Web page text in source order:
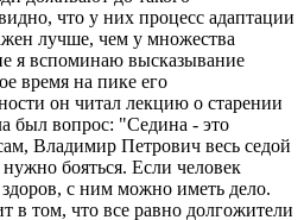
что у них процесс адаптации
лучше, чем у множества
я вспоминаю высказывание
время на пике его
он читал лекцию о старении
был вопрос: "Седина - это
Владимир Петрович весь седой
бояться. Если человек
с ним можно иметь дело.
в том, что все равно долгожители